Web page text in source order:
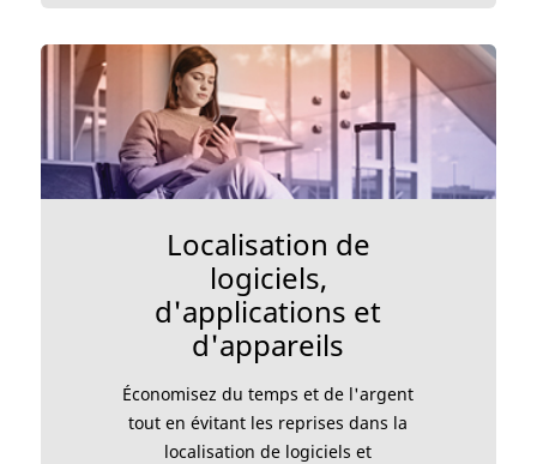
Localisation de
logiciels,
d'applications et
d'appareils
Économisez du temps et de l'argent
tout en évitant les reprises dans la
localisation de logiciels et